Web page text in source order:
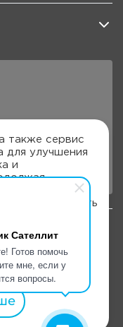
Сателлит
Готов помочь
мне, если у
вопросы.
а также сервис
для улучшения
и
на это
использовать
получить,